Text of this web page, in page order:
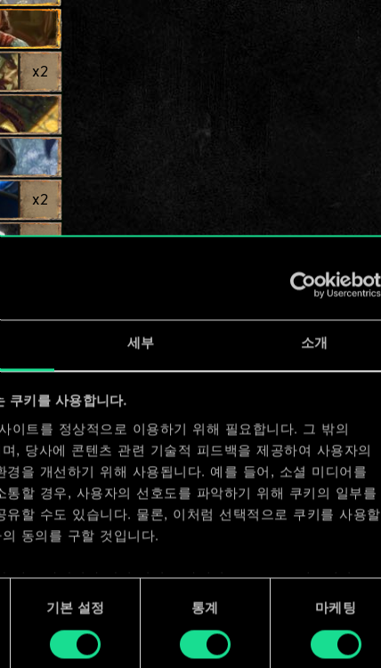
세부 소개
쿠키를 사용합니다.
이트를 정상적으로 이용하기 위해 필요합니다. 그 밖의
, 당사에 콘텐츠 관련 기술적 피드백을 제공하여 사용자의
경을 개선하기 위해 사용됩니다. 예를 들어, 소셜 미디어를
통할 경우, 사용자의 선호도를 파악하기 위해 쿠키의 일부를
유할 수도 있습니다. 물론, 이처럼 선택적으로 쿠키를 사용할
동의를 구할 것입니다.
세부 사항이나 관련 설정은 아래의 "Settings" 메뉴에서
다.
기본 설정 통계 마케팅
x2
x2
x2